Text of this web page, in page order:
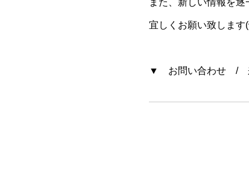
また、新しい情報を
宜しくお願い致します
▼ お問い合わせ / 来